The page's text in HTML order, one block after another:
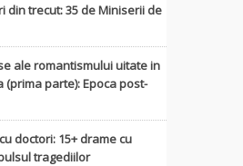
din trecut: 35 de Miniserii de
ale romantismului uitate in
parte): Epoca post-
doctori: 15+ drame cu
tragediilor